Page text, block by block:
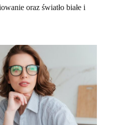
oraz światło białe i